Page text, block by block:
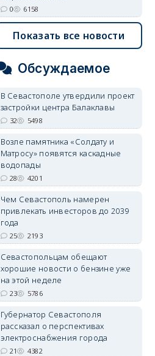
0 6158
Показать все новости
Обсуждаемое
В Севастополе утвердили проект
застройки центра Балаклавы
32 5498
Возле памятника «Солдату и
Матросу» появятся каскадные
водопады
28 4201
Чем Севастополь намерен
привлекать инвесторов до 2039
года
25 2193
Севастопольцам обещают
хорошие новости о бензине уже
на этой неделе
23 5786
Губернатор Севастополя
рассказал о перспективах
электроснабжения города
21 4382